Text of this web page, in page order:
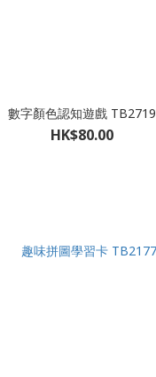
數字顏色認知遊戲 TB2719
HK$80.00